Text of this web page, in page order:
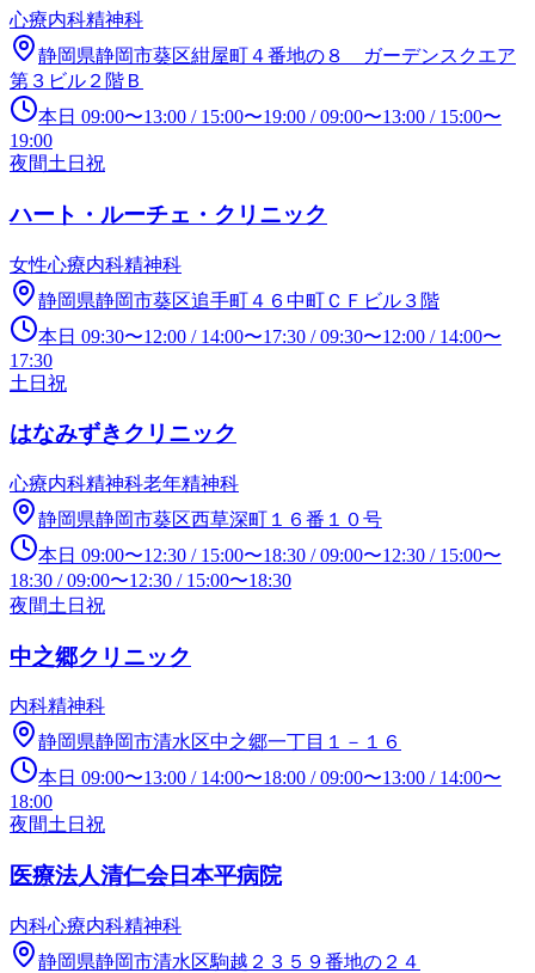
心療内科精神科
静岡県静岡市葵区紺屋町４番地の８ ガーデンスクエア
第３ビル２階Ｂ
本日 09:00〜13:00 / 15:00〜19:00 /09:00〜13:00 / 15:00〜
19:00
夜間土日祝
ハート・ルーチェ・クリニック
女性心療内科精神科
静岡県静岡市葵区追手町４６中町ＣＦビル３階
本日 09:30〜12:00 / 14:00〜17:30 /09:30〜12:00 / 14:00〜
17:30
土日祝
はなみずきクリニック
心療内科精神科老年精神科
静岡県静岡市葵区西草深町１６番１０号
本日 09:00〜12:30 / 15:00〜18:30 /09:00〜12:30 / 15:00〜
18:30 /09:00〜12:30 / 15:00〜18:30
夜間土日祝
中之郷クリニック
内科精神科
静岡県静岡市清水区中之郷一丁目１－１６
本日 09:00〜13:00 / 14:00〜18:00 /09:00〜13:00 / 14:00〜
18:00
夜間土日祝
医療法人清仁会日本平病院
内科心療内科精神科
静岡県静岡市清水区駒越２３５９番地の２４